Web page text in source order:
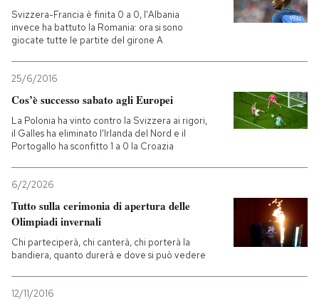
Svizzera-Francia è finita 0 a 0, l'Albania
invece ha battuto la Romania: ora si sono
giocate tutte le partite del girone A
25/6/2016
Cos’è successo sabato agli Europei
La Polonia ha vinto contro la Svizzera ai rigori,
il Galles ha eliminato l'Irlanda del Nord e il
Portogallo ha sconfitto 1 a 0 la Croazia
6/2/2026
Tutto sulla cerimonia di apertura delle
Olimpiadi invernali
Chi parteciperà, chi canterà, chi porterà la
bandiera, quanto durerà e dove si può vedere
12/11/2016